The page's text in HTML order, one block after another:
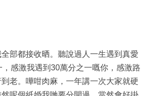
全部都接收晒。聽說過人一生遇到真愛
感激我遇到30萬分之一嘅你，感激路
到老。嘩咁肉麻，一年講一次大家就硬